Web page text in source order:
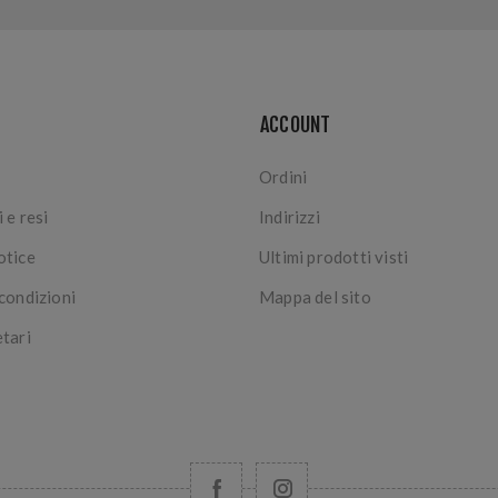
e resi
ACCOUNT
Ordini
Indirizzi
Ultimi prodotti visti
Mappa del sito